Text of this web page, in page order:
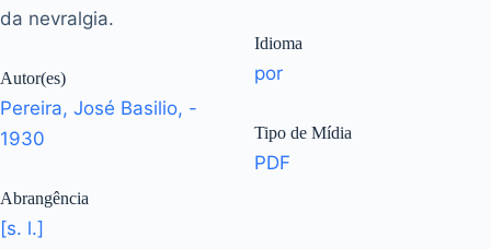
da nevralgia.
Autor(es)
Pereira, José Basilio, -
1930
Abrangência
[s. l.]
Idioma
por
Tipo de Mídia
PDF